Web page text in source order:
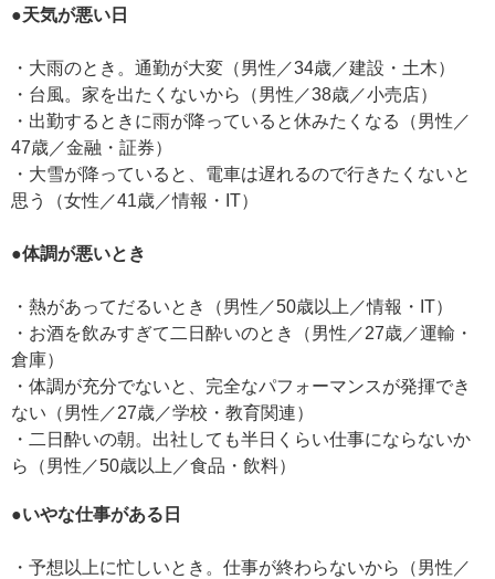
●天気が悪い日
・大雨のとき。通勤が大変（男性／34歳／建設・土木）
・台風。家を出たくないから（男性／38歳／小売店）
・出勤するときに雨が降っていると休みたくなる（男性／
47歳／金融・証券）
・大雪が降っていると、電車は遅れるので行きたくないと
思う（女性／41歳／情報・IT）
●体調が悪いとき
・熱があってだるいとき（男性／50歳以上／情報・IT）
・お酒を飲みすぎて二日酔いのとき（男性／27歳／運輸・
倉庫）
・体調が充分でないと、完全なパフォーマンスが発揮でき
ない（男性／27歳／学校・教育関連）
・二日酔いの朝。出社しても半日くらい仕事にならないか
ら（男性／50歳以上／食品・飲料）
●いやな仕事がある日
・予想以上に忙しいとき。仕事が終わらないから（男性／